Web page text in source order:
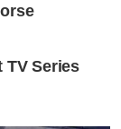
TV Series